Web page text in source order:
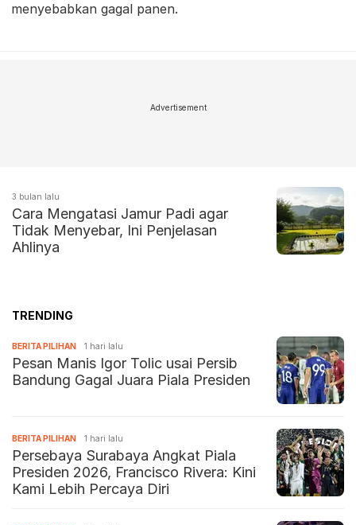
menyebabkan gagal panen.
Advertisement
3 bulan lalu
Cara Mengatasi Jamur Padi agar
Tidak Menyebar, Ini Penjelasan
Ahlinya
TRENDING
BERITA PILIHAN 1 hari lalu
Pesan Manis Igor Tolic usai Persib
Bandung Gagal Juara Piala Presiden
BERITA PILIHAN 1 hari lalu
Persebaya Surabaya Angkat Piala
Presiden 2026, Francisco Rivera: Kini
Kami Lebih Percaya Diri